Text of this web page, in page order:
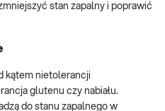
stan zapalny i poprawić
kątem nietolerancji
glutenu czy nabiału.
do stanu zapalnego w